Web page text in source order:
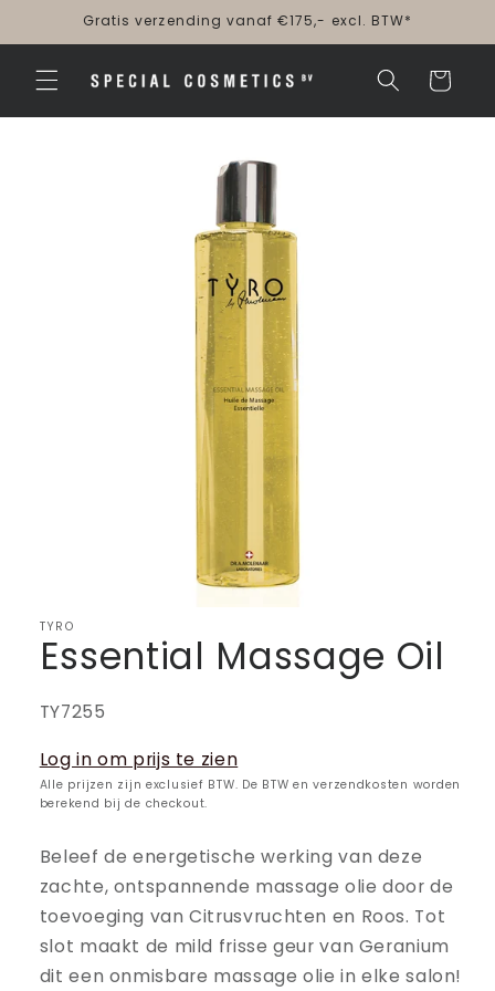
naar de
content
Gratis verzending vanaf €175,- excl. BTW*
Winkelwagen
TYRO
Essential Massage Oil
SKU:
TY7255
Log in om prijs te zien
Alle prijzen zijn exclusief BTW. De BTW en verzendkosten worden
berekend bij de checkout.
Beleef de energetische werking van deze
zachte, ontspannende massage olie door de
toevoeging van Citrusvruchten en Roos. Tot
slot maakt de mild frisse geur van Geranium
dit een onmisbare massage olie in elke salon!